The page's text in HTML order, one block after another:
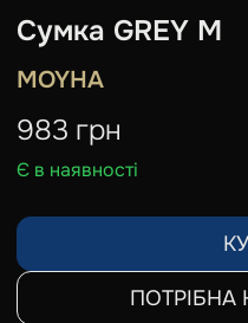
Сумка GREY M
MOYHA
983 грн
Є в наявності
ПОТРІБНА